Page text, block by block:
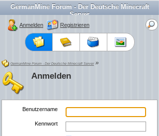
GermanMine Forum - Der Deutsche Minecraft
Server
Anmelden Registrieren
GermanMine Forum - Der Deutsche Minecraft Server»
Anmelden
Benutzername
Kennwort